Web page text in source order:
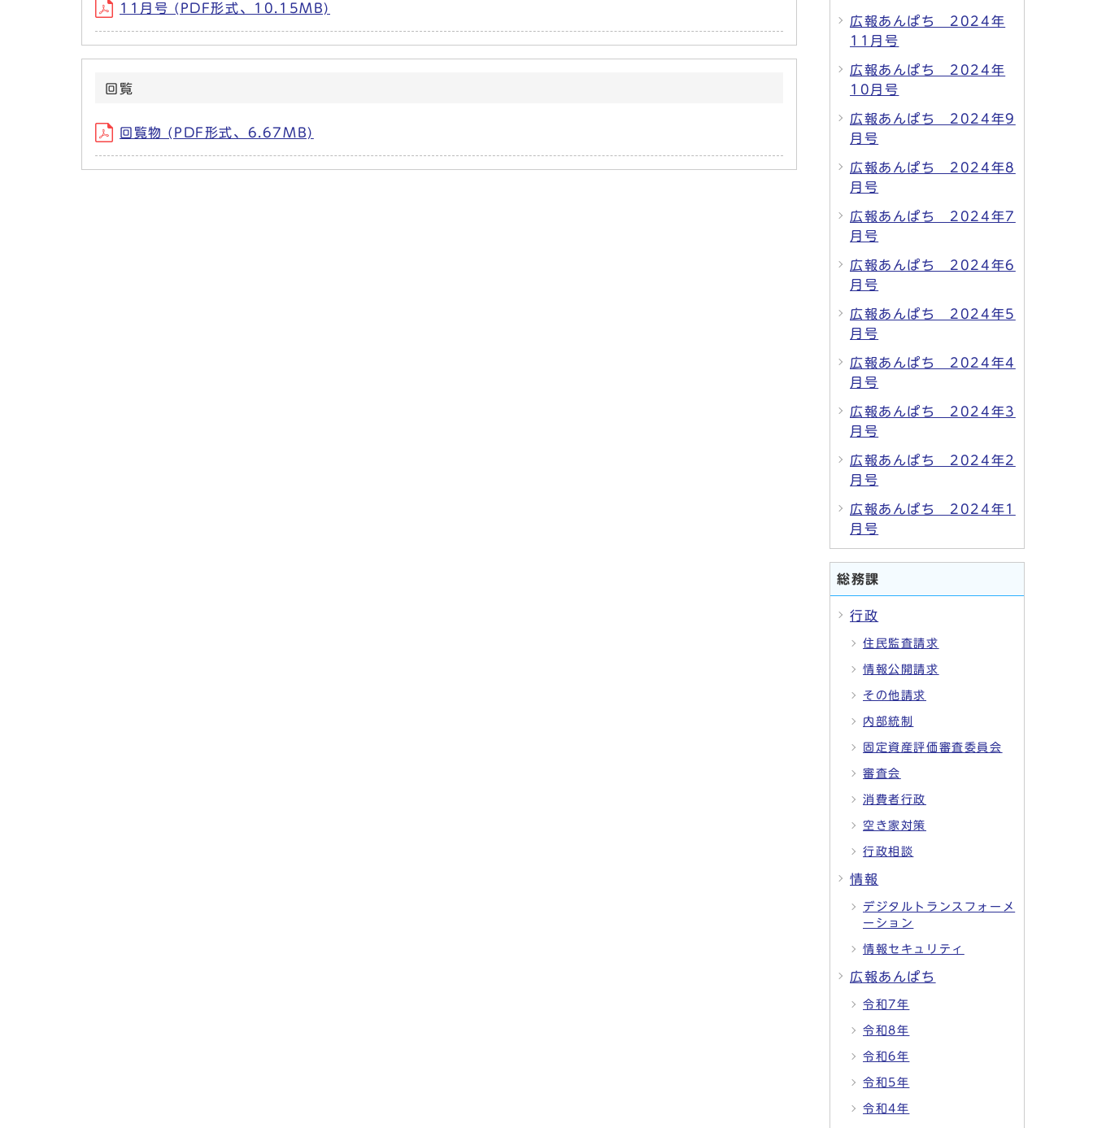
11月号 (PDF形式、10.15MB)
回覧
回覧物 (PDF形式、6.67MB)
広報あんぱち 2024年
11月号
広報あんぱち 2024年
10月号
広報あんぱち 2024年9
月号
広報あんぱち 2024年8
月号
広報あんぱち 2024年7
月号
広報あんぱち 2024年6
月号
広報あんぱち 2024年5
月号
広報あんぱち 2024年4
月号
広報あんぱち 2024年3
月号
広報あんぱち 2024年2
月号
広報あんぱち 2024年1
月号
総務課
行政
住民監査請求
情報公開請求
その他請求
内部統制
固定資産評価審査委員会
審査会
消費者行政
空き家対策
行政相談
情報
デジタルトランスフォーメ
ーション
情報セキュリティ
広報あんぱち
令和7年
令和8年
令和6年
令和5年
令和4年